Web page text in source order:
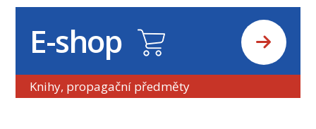
E-shop
Knihy, propagační předměty